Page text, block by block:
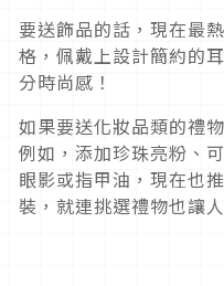
要送飾品的話，現在最
格，佩戴上設計簡約的
分時尚感！
如果要送化妝品類的禮
例如，添加珍珠亮粉、
眼影或指甲油，現在也
裝，就連挑選禮物也讓